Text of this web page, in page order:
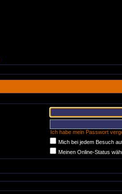
Ich habe mein Passwort
Mich bei jedem Besuch
Meinen Online-Status